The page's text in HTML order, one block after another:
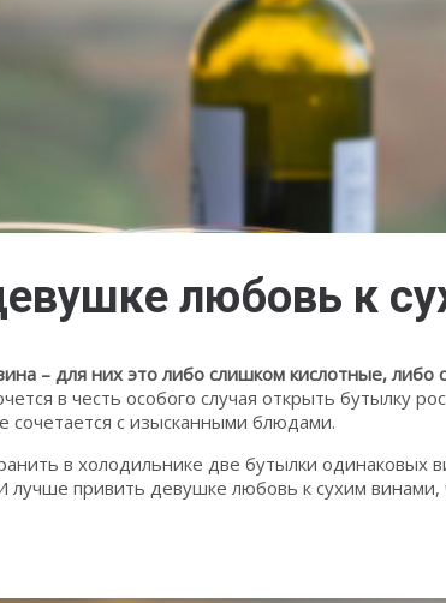
любовь к
– для них это либо слишком кислотные, либо
в честь особого случая открыть бутылку
сочетается с изысканными блюдами.
в холодильнике две бутылки одинаковых
лучше привить девушке любовь к сухим